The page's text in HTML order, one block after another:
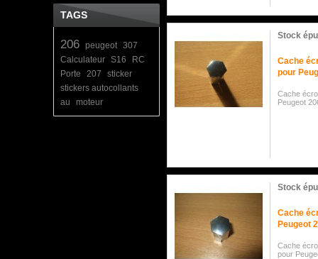
TAGS
206 peugeot 307
Calculateur S16
RC
Porte
207
sticker
stickers autocollants
au
moteur
Stock
Cache
pour
Cache
Peugeot
Stock
Cache
Peugeot
Cache
pour